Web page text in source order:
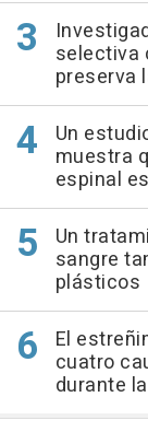
selectiva
preserva
Un
muestra
espinal
Un
sangre
plásticos
El
cuatro
durante